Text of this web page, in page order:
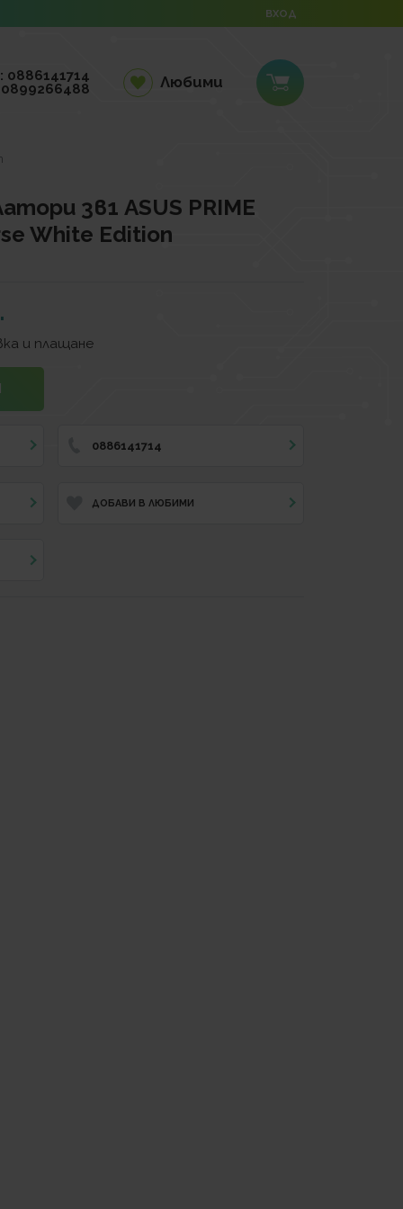
ВХОД
0886141714
Любими
3в1 ASUS PRIME
White Edition
и плащане
0886141714
ДОБАВИ В ЛЮБИМИ